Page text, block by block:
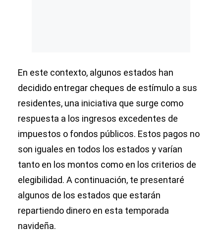
En este contexto, algunos estados han
decidido entregar cheques de estímulo a sus
residentes, una iniciativa que surge como
respuesta a los ingresos excedentes de
impuestos o fondos públicos. Estos pagos no
son iguales en todos los estados y varían
tanto en los montos como en los criterios de
elegibilidad. A continuación, te presentaré
algunos de los estados que estarán
repartiendo dinero en esta temporada
navideña.